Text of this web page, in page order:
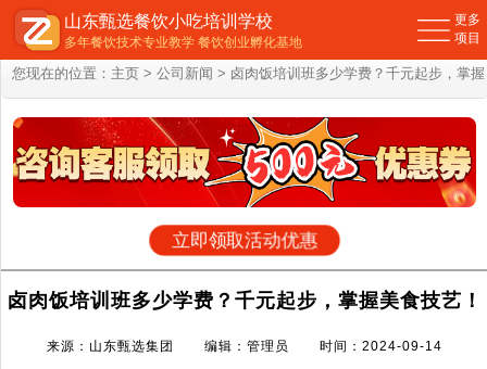
您现在的位置： 主页 > 公司新闻 > 卤肉饭培训班多少学费？千元起步，掌握
美食技艺！
立即领取活动优惠
卤肉饭培训班多少学费？千元起步，掌握美食技艺！
来源：山东甄选集团 编辑：管理员 时间：2024-09-14
山东甄选餐饮小吃培训学校
多年餐饮技术专业教学 餐饮创业孵化基地
更多
项目